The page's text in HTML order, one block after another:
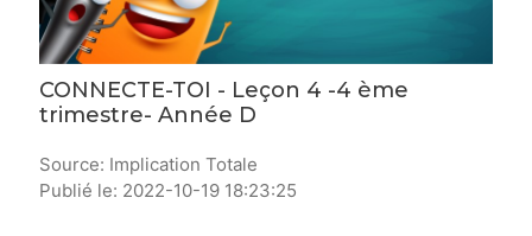
CONNECTE-TOI - Leçon 4 -4 ème
trimestre- Année D
Source: Implication Totale
Publié le: 2022-10-19 18:23:25